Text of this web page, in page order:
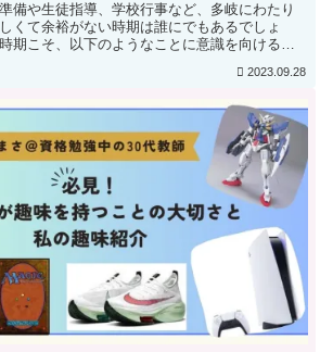
備や生徒指導、学校行事など、多岐にわたり
くて余裕がない時期は誰にでもあるでしょ
期こそ、以下のようなことに意識を向けるこ
2023.09.28